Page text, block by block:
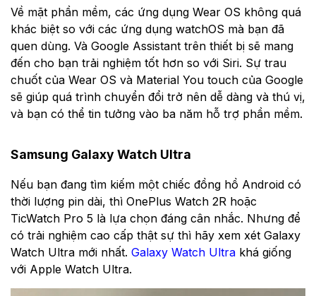
Về mặt phần mềm, các ứng dụng Wear OS không quá
khác biệt so với các ứng dụng watchOS mà bạn đã
quen dùng. Và Google Assistant trên thiết bị sẽ mang
đến cho bạn trải nghiệm tốt hơn so với Siri. Sự trau
chuốt của Wear OS và Material You touch của Google
sẽ giúp quá trình chuyển đổi trở nên dễ dàng và thú vị,
và bạn có thể tin tưởng vào ba năm hỗ trợ phần mềm.
Samsung Galaxy Watch Ultra
Nếu bạn đang tìm kiếm một chiếc đồng hồ Android có
thời lượng pin dài, thì OnePlus Watch 2R hoặc
TicWatch Pro 5 là lựa chọn đáng cân nhắc. Nhưng để
có trải nghiệm cao cấp thật sự thì hãy xem xét Galaxy
Watch Ultra mới nhất. Galaxy Watch Ultra khá giống
với Apple Watch Ultra.